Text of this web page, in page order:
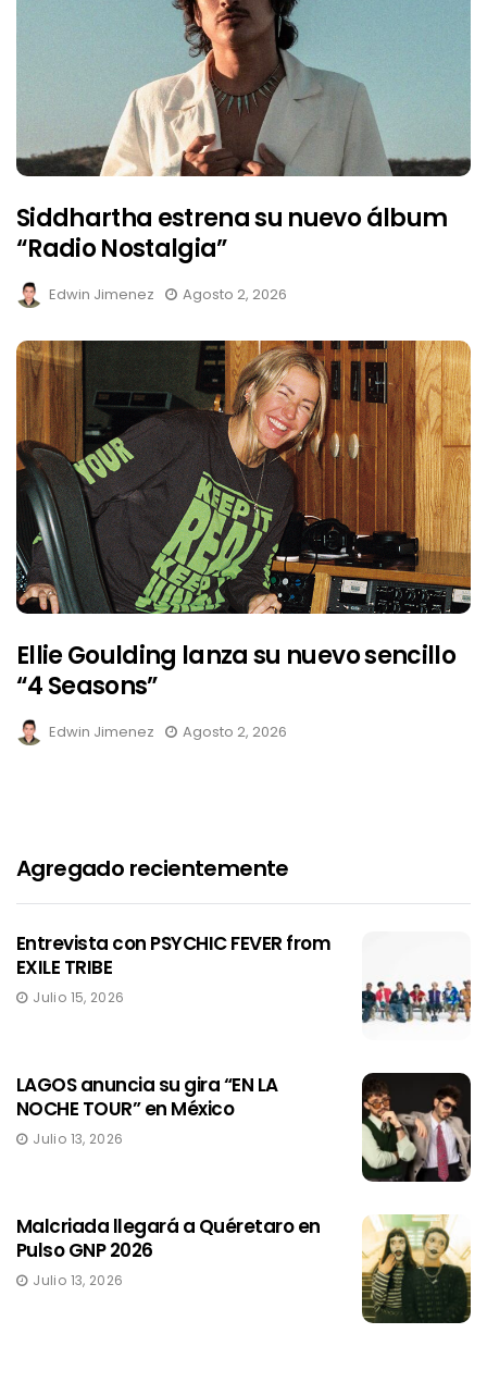
Siddhartha estrena su nuevo álbum
“Radio Nostalgia”
Edwin Jimenez Agosto 2, 2026
Ellie Goulding lanza su nuevo sencillo
“4 Seasons”
Edwin Jimenez Agosto 2, 2026
Agregado recientemente
Entrevista con PSYCHIC FEVER from
EXILE TRIBE
Julio 15, 2026
LAGOS anuncia su gira “EN LA
NOCHE TOUR” en México
Julio 13, 2026
Malcriada llegará a Quéretaro en
Pulso GNP 2026
Julio 13, 2026